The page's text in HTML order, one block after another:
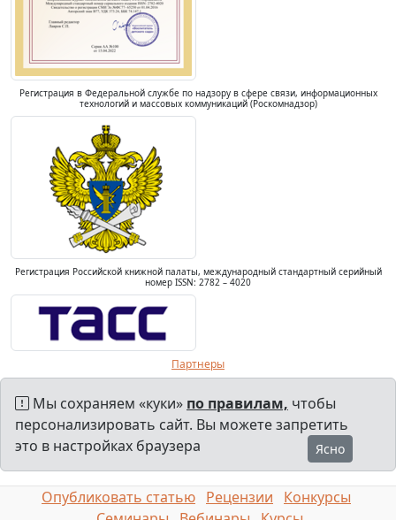
Регистрация в Федеральной службе по надзору в сфере связи, информационных
технологий и массовых коммуникаций (Роскомнадзор)
Регистрация Российской книжной палаты, международный стандартный серийный
номер ISSN: 2782 – 4020
Партнеры
Мы сохраняем «куки» по правилам, чтобы
персонализировать сайт. Вы можете запретить
это в настройках браузера
Ясно
Опубликовать статью Рецензии
Конкурсы